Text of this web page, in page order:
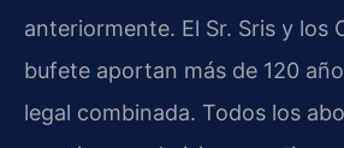
anteriormente. El Sr. Sris y los
bufete aportan más de 120
legal combinada. Todos los